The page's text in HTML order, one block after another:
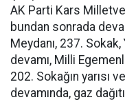
AK Parti Kars
bundan sonrada
Meydanı, 237.
devamı, Milli
202. Sokağın yarısı
devamında, gaz